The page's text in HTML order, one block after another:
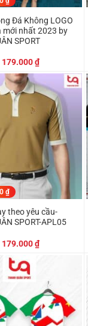
Đá Không LOGO
mới nhất 2023 by
SPORT
Giá
là:
199.000 ₫.
179.000₫Giá
hiện
là:
179.000 ₫.
₫
theo yêu cầu-
SPORT-APL05
Giá
là:
219.000 ₫.
179.000₫Giá
hiện